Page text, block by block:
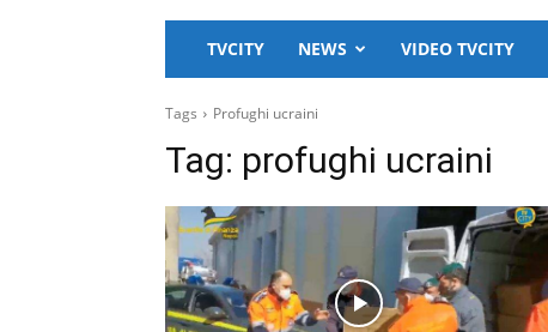
TVCITY NEWS VIDEO TVCITY
Tags Profughi ucraini
Tag: profughi ucraini